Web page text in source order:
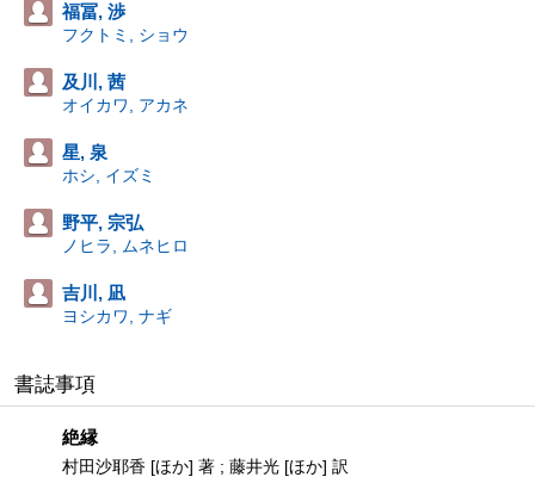
福冨, 渉
フクトミ, ショウ
及川, 茜
オイカワ, アカネ
星, 泉
ホシ, イズミ
野平, 宗弘
ノヒラ, ムネヒロ
吉川, 凪
ヨシカワ, ナギ
書誌事項
絶縁
村田沙耶香 [ほか] 著 ; 藤井光 [ほか] 訳